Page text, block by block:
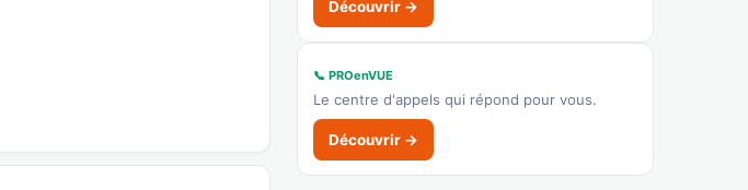
👉 C'est votre commerce ?
Découvrir →
📞 PROenVUE
Le centre d'appels qui répond pour vous.
Découvrir →